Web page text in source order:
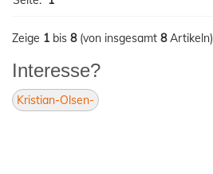
Zeige 1 bis 8(von insgesamt 8Artikeln)
Interesse?
Kristian-Olsen-